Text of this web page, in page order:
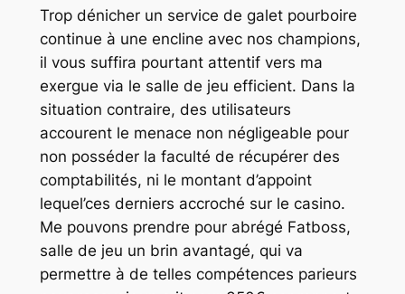
Trop dénicher un service de galet pourboire
continue à une encline avec nos champions,
il vous suffira pourtant attentif vers ma
exergue via le salle de jeu efficient. Dans la
situation contraire, des utilisateurs
accourent le menace non négligeable pour
non posséder la faculté de récupérer des
comptabilités, ni le montant d’appoint
lequel’ces derniers accroché sur le casino.
Me pouvons prendre pour abrégé Fatboss,
salle de jeu un brin avantagé, qui va
permettre à de telles compétences parieurs